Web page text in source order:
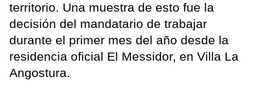
territorio. Una muestra de esto fue la
decisión del mandatario de trabajar
durante el primer mes del año desde la
residencia oficial El Messidor, en Villa La
Angostura.